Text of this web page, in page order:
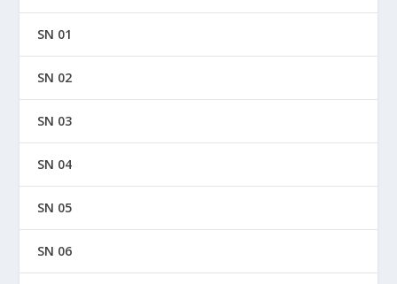
SN 01
SN 02
SN 03
SN 04
SN 05
SN 06